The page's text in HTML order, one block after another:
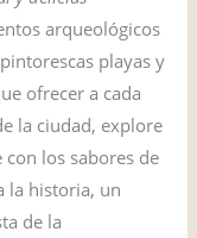
arqueológicos
playas y
ofrecer a cada
la ciudad, explore
los sabores de
la historia, un
de la